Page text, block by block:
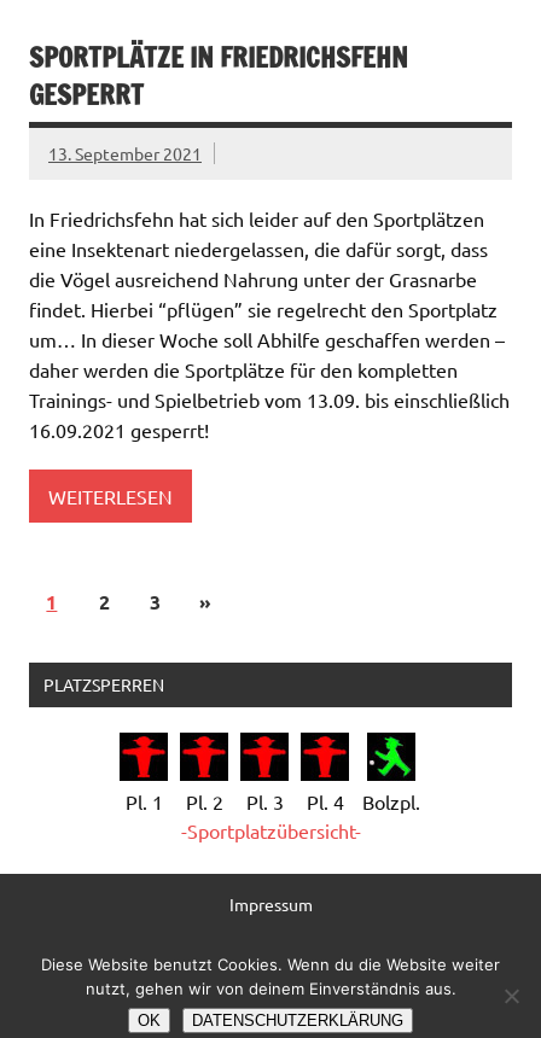
SPORTPLÄTZE IN FRIEDRICHSFEHN
GESPERRT
13. September 2021
In Friedrichsfehn hat sich leider auf den Sportplätzen
eine Insektenart niedergelassen, die dafür sorgt, dass
die Vögel ausreichend Nahrung unter der Grasnarbe
findet. Hierbei “pflügen” sie regelrecht den Sportplatz
um… In dieser Woche soll Abhilfe geschaffen werden –
daher werden die Sportplätze für den kompletten
Trainings- und Spielbetrieb vom 13.09. bis einschließlich
16.09.2021 gesperrt!
WEITERLESEN
1 2 3 »
PLATZSPERREN
Pl. 1 Pl. 2 Pl. 3 Pl. 4
Bolzpl.
-Sportplatzübersicht-
Impressum
Administration
Diese Website benutzt Cookies. Wenn du die Website weiter
nutzt, gehen wir von deinem Einverständnis aus.
OK DATENSCHUTZERKLÄRUNG